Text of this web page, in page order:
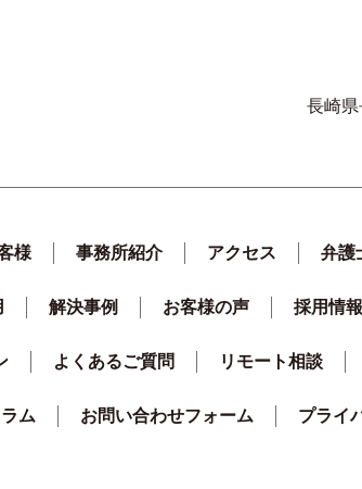
長崎
様 事務所紹介 アクセス 弁護
解決事例 お客様の声 採用情報
よくあるご質問 リモート相談
ム お問い合わせフォーム プライ